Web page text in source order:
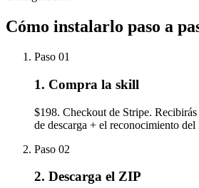
Cómo instalarlo paso a
Paso 01
1. Compra la skill
$198. Checkout de Stripe.
de descarga + el reconocimiento
Paso 02
2. Descarga el ZIP